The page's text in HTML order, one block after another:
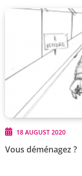
Vous déménagez ?
18 AUGUST 2020